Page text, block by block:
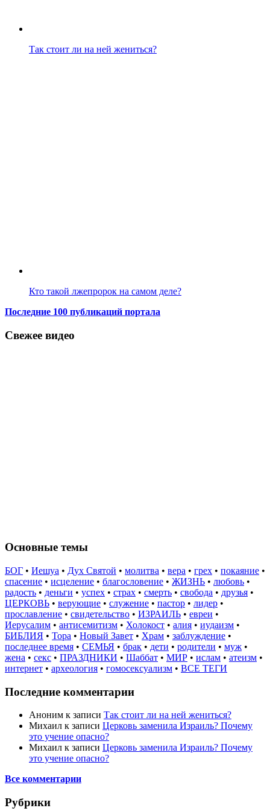
Так стоит ли на ней жениться?
Кто такой лжепророк на самом деле?
Последние 100 публикаций портала
Свежее видео
Основные темы
БОГ • Иешуа • Дух Святой • молитва • вера • грех • покаяние •
спасение • исцеление • благословение • ЖИЗНЬ • любовь •
радость • деньги • успех • страх • смерть • свобода • друзья •
ЦЕРКОВЬ • верующие • служение • пастор • лидер •
прославление • свидетельство • ИЗРАИЛЬ • евреи •
Иерусалим • антисемитизм • Холокост • алия • иудаизм •
БИБЛИЯ • Тора • Новый Завет • Храм • заблуждение •
последнее время • СЕМЬЯ • брак • дети • родители • муж •
жена • секс • ПРАЗДНИКИ • Шаббат • МИР • ислам • атеизм •
интернет • археология • гомосексуализм • ВСЕ ТЕГИ
Последние комментарии
Аноним к записи Так стоит ли на ней жениться?
Михаил к записи Церковь заменила Израиль? Почему
это учение опасно?
Михаил к записи Церковь заменила Израиль? Почему
это учение опасно?
Все комментарии
Рубрики